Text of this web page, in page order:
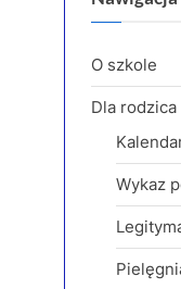
O szkole
Dla rodzica
Wykaz